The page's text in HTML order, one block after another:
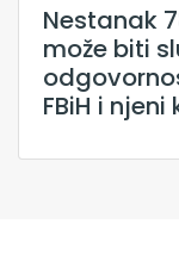
Nestanak
može biti
FBiH i